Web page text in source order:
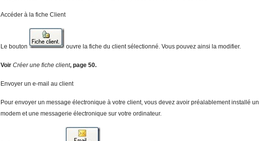
Accéder à la fiche Client
Le bouton ouvre la fiche du client sélectionné. Vous pouvez ainsi la modifier.
Voir Créer une fiche client, page 50.
Envoyer un e-mail au client
Pour envoyer un message électronique à votre client, vous devez avoir préalablement installé un
modem et une messagerie électronique sur votre ordinateur.